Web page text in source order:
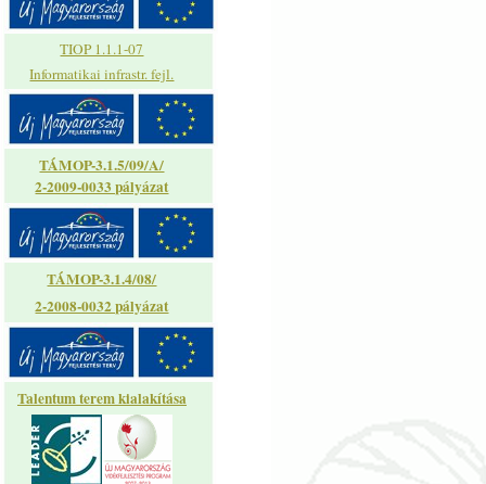
TIOP 1.1.1-07
Informatikai infrastr. fejl.
TÁMOP-3.1.5/09/A/
2-2009-0033 pályázat
TÁMOP-3.1.4/08/
2-2008-0032 pályázat
Talentum terem kialakítása